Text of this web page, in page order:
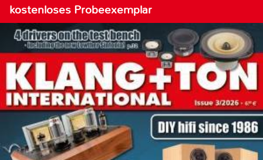
kostenloses Probeexemplar